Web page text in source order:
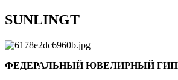
SUNLINGT
ФЕДЕРАЛЬНЫЙ ЮВЕЛИРНЫЙ